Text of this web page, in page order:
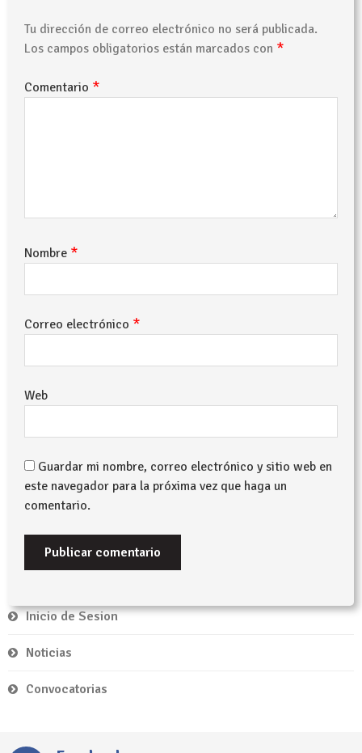
Tu dirección de correo electrónico no será publicada.
Los campos obligatorios están marcados con *
Comentario *
Nombre *
Correo electrónico *
Web
Guardar mi nombre, correo electrónico y sitio web en
este navegador para la próxima vez que haga un
comentario.
Inicio de Sesion
Noticias
Convocatorias